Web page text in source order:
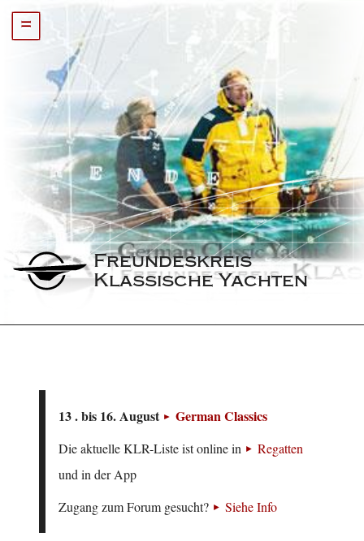
=
Freundeskreis
Klassische Yachten
13 . bis 16. August German Classics
Die aktuelle KLR-Liste ist online in
Regatten
und in der App
Zugang zum Forum gesucht?
Siehe Info